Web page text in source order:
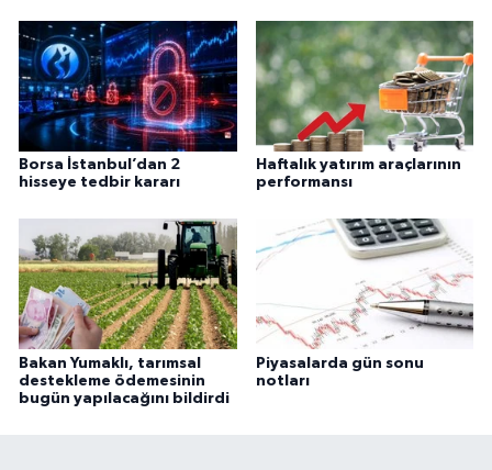
Borsa İstanbul’dan 2
hisseye tedbir kararı
Haftalık yatırım araçlarının
performansı
Bakan Yumaklı, tarımsal
destekleme ödemesinin
bugün yapılacağını bildirdi
Piyasalarda gün sonu
notları